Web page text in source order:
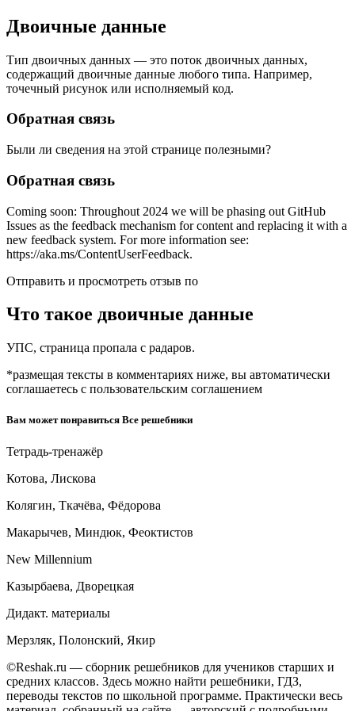
Двоичные данные
Тип двоичных данных — это поток двоичных данных,
содержащий двоичные данные любого типа. Например,
точечный рисунок или исполняемый код.
Обратная связь
Были ли сведения на этой странице полезными?
Обратная связь
Coming soon: Throughout 2024 we will be phasing out GitHub
Issues as the feedback mechanism for content and replacing it with a
new feedback system. For more information see:
https://aka.ms/ContentUserFeedback.
Отправить и просмотреть отзыв по
Что такое двоичные данные
УПС, страница пропала с радаров.
*размещая тексты в комментариях ниже, вы автоматически
соглашаетесь с пользовательским соглашением
Вам может понравиться Все решебники
Тетрадь-тренажёр
Котова, Лискова
Колягин, Ткачёва, Фёдорова
Макарычев, Миндюк, Феоктистов
New Millennium
Казырбаева, Дворецкая
Дидакт. материалы
Мерзляк, Полонский, Якир
©Reshak.ru — сборник решебников для учеников старших и
средних классов. Здесь можно найти решебники, ГДЗ,
переводы текстов по школьной программе. Практически весь